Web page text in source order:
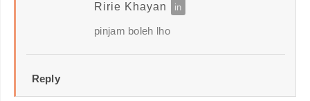
Ririe Khayan
pinjam boleh lho
Reply